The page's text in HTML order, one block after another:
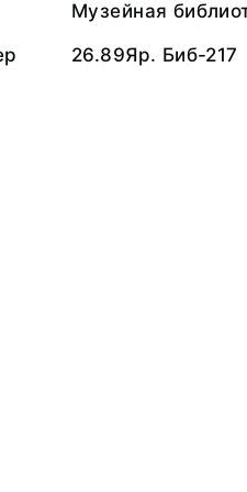
Музейная
26.89Яр. Биб-217